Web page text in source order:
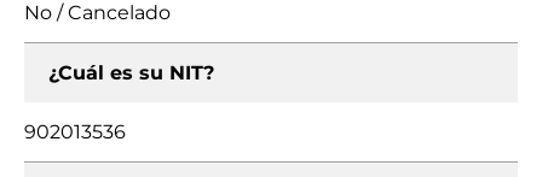
No / Cancelado
¿Cuál es su NIT?
902013536